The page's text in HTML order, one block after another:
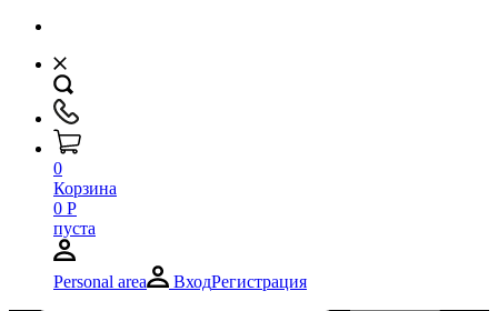
0
Корзина
0 Р
пуста
Personal area ВходРегистрация